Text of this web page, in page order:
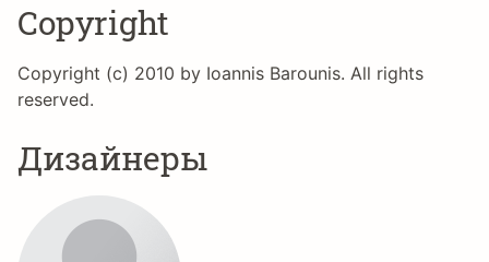
Copyright
Copyright (c) 2010 by Ioannis Barounis. All rights
reserved.
Дизайнеры